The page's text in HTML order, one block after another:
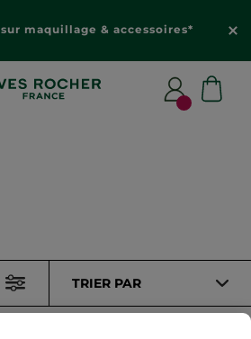
sur maquillage & accessoires*
TRIER PAR